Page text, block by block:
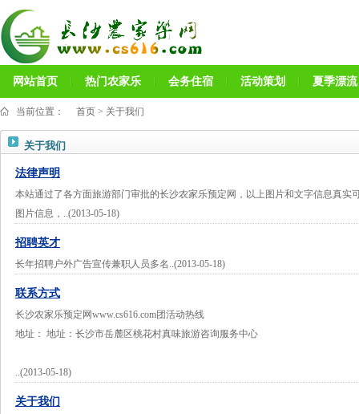
网站首页 热门农家乐 会务住宿 活动策划 夏季漂流
当前位置： 首页 > 关于我们
关于我们
法律声明
本站通过了各方面旅游部门审批的长沙农家乐预定网，以上图片和文字信息真实
图片信息，..(2013-05-18)
招聘英才
长年招聘户外广告宣传兼职人员多名..(2013-05-18)
联系方式
长沙农家乐预定网www.cs616.com团活动热线
地址： 地址：长沙市岳麓区桃花村真味旅游咨询服务中心
..(2013-05-18)
关于我们